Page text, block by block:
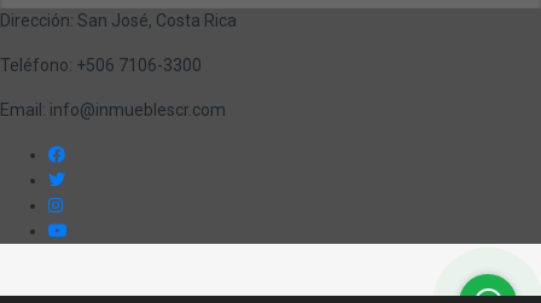
Dirección: San José, Costa Rica
Teléfono: +506 7106-3300
Email: info@inmueblescr.com